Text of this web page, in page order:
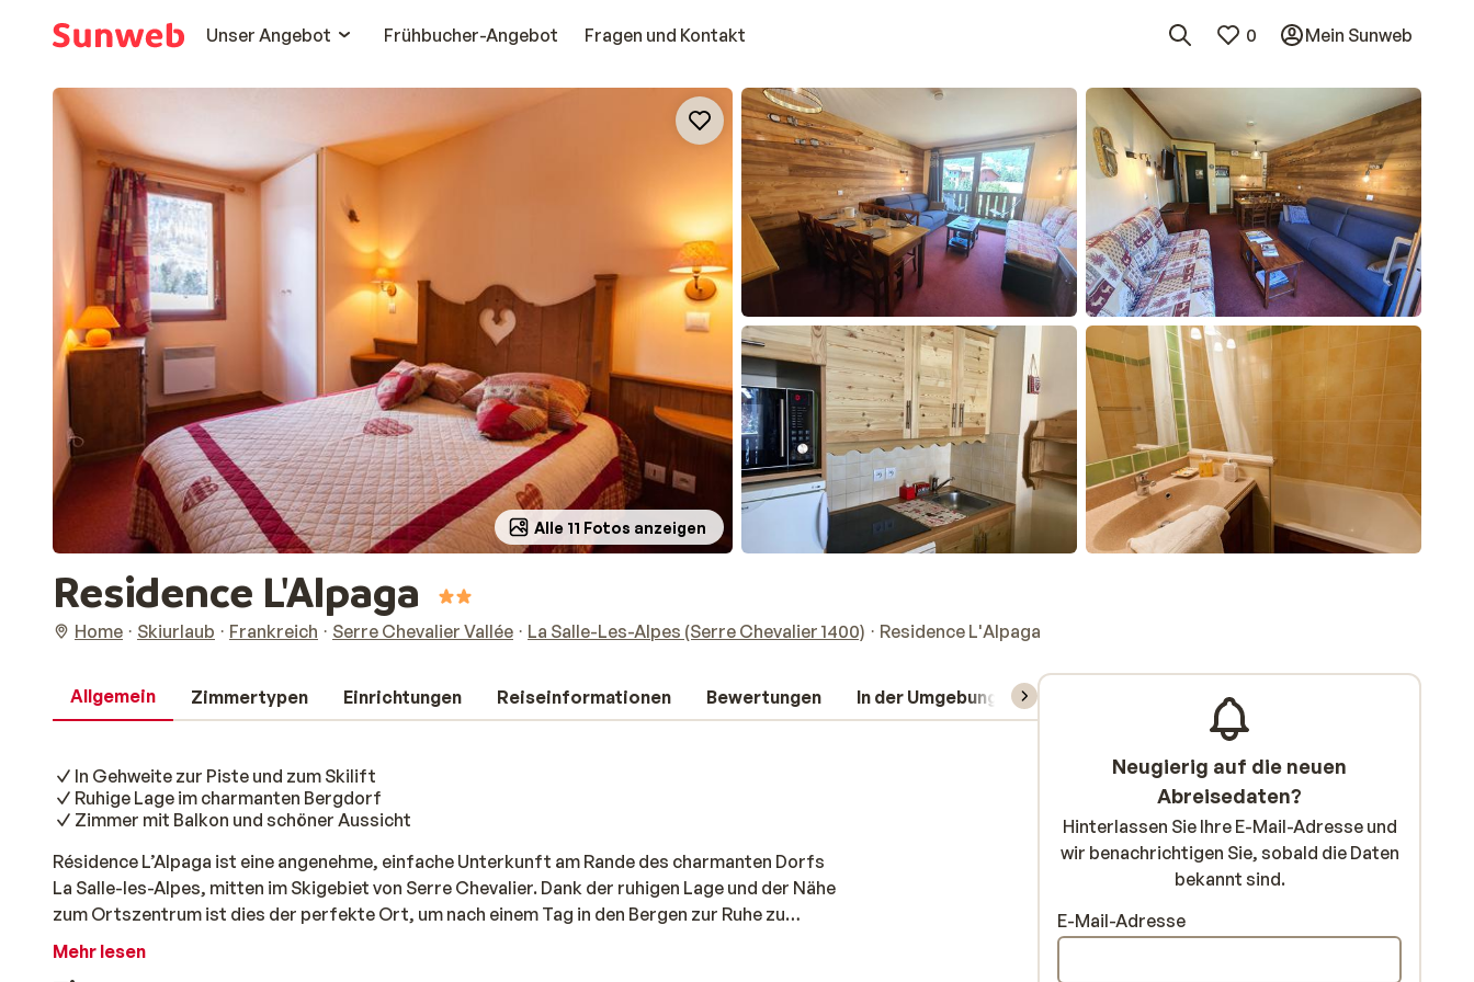
Unser Angebot
Frühbucher-Angebot Fragen und Kontakt 0 Mein Sunweb
Alle 11 Fotos anzeigen
Residence L'Alpaga
Home Skiurlaub Frankreich Serre Chevalier Vallée La Salle-Les-Alpes (Serre Chevalier 1400) Residence L'Alpaga
Allgemein Zimmertypen Einrichtungen Reiseinformationen Bewertungen In der Umgebung Skipass/Kurse/Material
In Gehweite zur Piste und zum Skilift
Ruhige Lage im charmanten Bergdorf
Zimmer mit Balkon und schöner Aussicht
Résidence L’Alpaga ist eine angenehme, einfache Unterkunft am Rande des charmanten Dorfs
La Salle-les-Alpes, mitten im Skigebiet von Serre Chevalier. Dank der ruhigen Lage und der Nähe
zum Ortszentrum ist dies der perfekte Ort, um nach einem Tag in den Bergen zur Ruhe zu
kommen. Die Piste und die Skilifte sind fußläufig erreichbar – so bist du morgens schnell auf
Mehr lesen
Neugierig auf die neuen
Abreisedaten?
Hinterlassen Sie Ihre E-Mail-Adresse und
wir benachrichtigen Sie, sobald die Daten
bekannt sind.
E-Mail-Adresse